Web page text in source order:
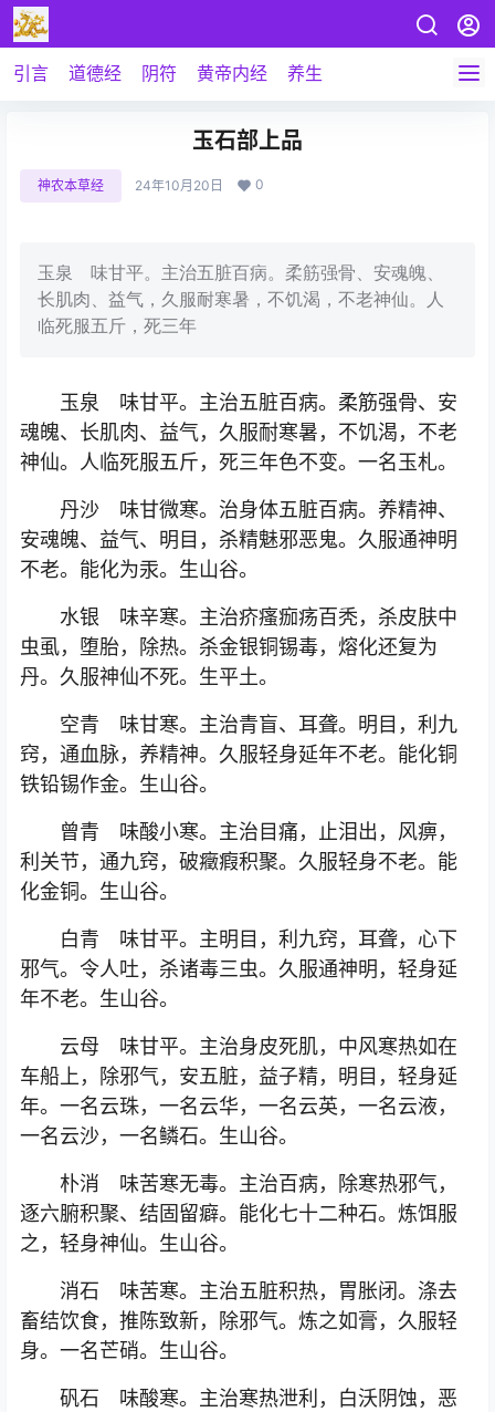
引言 道德经 阴符 黄帝内经 养生
玉石部上品
神农本草经 24年10月20日 0
玉泉 味甘平。主治五脏百病。柔筋强骨、安魂魄、
长肌肉、益气，久服耐寒暑，不饥渴，不老神仙。人
临死服五斤，死三年
玉泉 味甘平。主治五脏百病。柔筋强骨、安
魂魄、长肌肉、益气，久服耐寒暑，不饥渴，不老
神仙。人临死服五斤，死三年色不变。一名玉札。
丹沙 味甘微寒。治身体五脏百病。养精神、
安魂魄、益气、明目，杀精魅邪恶鬼。久服通神明
不老。能化为汞。生山谷。
水银 味辛寒。主治疥瘙痂疡百秃，杀皮肤中
虫虱，堕胎，除热。杀金银铜锡毒，熔化还复为
丹。久服神仙不死。生平土。
空青 味甘寒。主治青盲、耳聋。明目，利九
窍，通血脉，养精神。久服轻身延年不老。能化铜
铁铅锡作金。生山谷。
曾青 味酸小寒。主治目痛，止泪出，风痹，
利关节，通九窍，破癥瘕积聚。久服轻身不老。能
化金铜。生山谷。
白青 味甘平。主明目，利九窍，耳聋，心下
邪气。令人吐，杀诸毒三虫。久服通神明，轻身延
年不老。生山谷。
云母 味甘平。主治身皮死肌，中风寒热如在
车船上，除邪气，安五脏，益子精，明目，轻身延
年。一名云珠，一名云华，一名云英，一名云液，
一名云沙，一名鳞石。生山谷。
朴消 味苦寒无毒。主治百病，除寒热邪气，
逐六腑积聚、结固留癖。能化七十二种石。炼饵服
之，轻身神仙。生山谷。
消石 味苦寒。主治五脏积热，胃胀闭。涤去
畜结饮食，推陈致新，除邪气。炼之如膏，久服轻
身。一名芒硝。生山谷。
矾石 味酸寒。主治寒热泄利，白沃阴蚀，恶